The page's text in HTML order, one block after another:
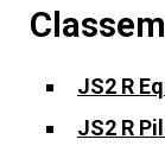
JS2 R
JS2 R